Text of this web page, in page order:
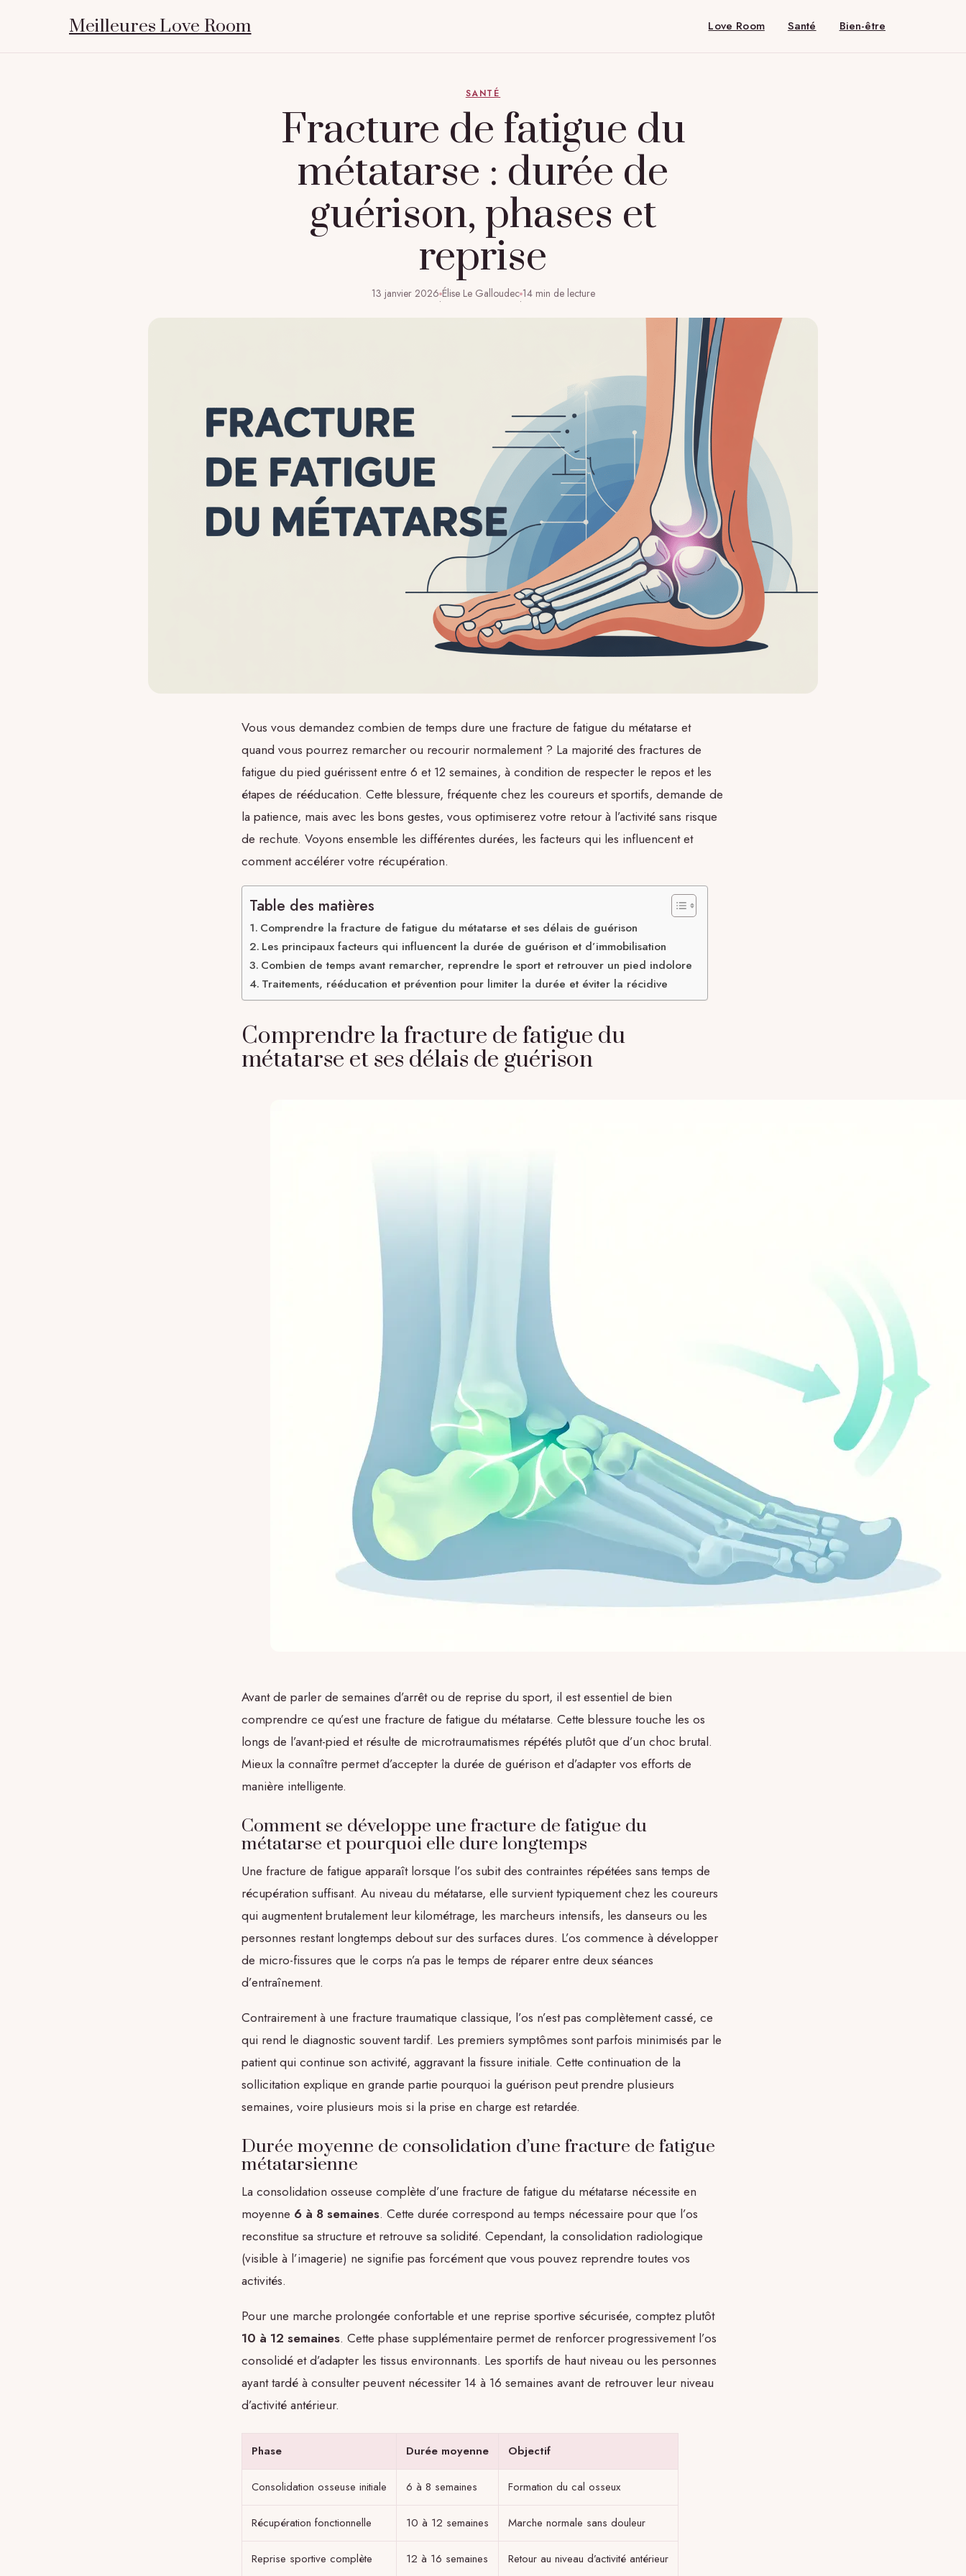
Meilleures Love Room Love Room Santé Bien-être
SANTÉ
Fracture de fatigue du
métatarse : durée de
guérison, phases et
reprise
13 janvier 2026·Élise Le Galloudec·14 min de lecture
Vous vous demandez combien de temps dure une fracture de fatigue du métatarse et
quand vous pourrez remarcher ou recourir normalement ? La majorité des fractures de
fatigue du pied guérissent entre 6 et 12 semaines, à condition de respecter le repos et les
étapes de rééducation. Cette blessure, fréquente chez les coureurs et sportifs, demande de
la patience, mais avec les bons gestes, vous optimiserez votre retour à l’activité sans risque
de rechute. Voyons ensemble les différentes durées, les facteurs qui les influencent et
comment accélérer votre récupération.
Table des matières
Comprendre la fracture de fatigue du métatarse et ses délais de guérison
Les principaux facteurs qui influencent la durée de guérison et d’immobilisation
Combien de temps avant remarcher, reprendre le sport et retrouver un pied indolore
Traitements, rééducation et prévention pour limiter la durée et éviter la récidive
Comprendre la fracture de fatigue du
métatarse et ses délais de guérison
Avant de parler de semaines d’arrêt ou de reprise du sport, il est essentiel de bien
comprendre ce qu’est une fracture de fatigue du métatarse. Cette blessure touche les os
longs de l’avant-pied et résulte de microtraumatismes répétés plutôt que d’un choc brutal.
Mieux la connaître permet d’accepter la durée de guérison et d’adapter vos efforts de
manière intelligente.
Comment se développe une fracture de fatigue du
métatarse et pourquoi elle dure longtemps
Une fracture de fatigue apparaît lorsque l’os subit des contraintes répétées sans temps de
récupération suffisant. Au niveau du métatarse, elle survient typiquement chez les coureurs
qui augmentent brutalement leur kilométrage, les marcheurs intensifs, les danseurs ou les
personnes restant longtemps debout sur des surfaces dures. L’os commence à développer
de micro-fissures que le corps n’a pas le temps de réparer entre deux séances
d’entraînement.
Contrairement à une fracture traumatique classique, l’os n’est pas complètement cassé, ce
qui rend le diagnostic souvent tardif. Les premiers symptômes sont parfois minimisés par le
patient qui continue son activité, aggravant la fissure initiale. Cette continuation de la
sollicitation explique en grande partie pourquoi la guérison peut prendre plusieurs
semaines, voire plusieurs mois si la prise en charge est retardée.
Durée moyenne de consolidation d’une fracture de fatigue
métatarsienne
La consolidation osseuse complète d’une fracture de fatigue du métatarse nécessite en
moyenne 6 à 8 semaines. Cette durée correspond au temps nécessaire pour que l’os
reconstitue sa structure et retrouve sa solidité. Cependant, la consolidation radiologique
(visible à l’imagerie) ne signifie pas forcément que vous pouvez reprendre toutes vos
activités.
Pour une marche prolongée confortable et une reprise sportive sécurisée, comptez plutôt
10 à 12 semaines. Cette phase supplémentaire permet de renforcer progressivement l’os
consolidé et d’adapter les tissus environnants. Les sportifs de haut niveau ou les personnes
ayant tardé à consulter peuvent nécessiter 14 à 16 semaines avant de retrouver leur niveau
d’activité antérieur.
Phase Durée moyenne Objectif
Consolidation osseuse initiale 6 à 8 semaines Formation du cal osseux
Récupération fonctionnelle 10 à 12 semaines Marche normale sans douleur
Reprise sportive complète 12 à 16 semaines Retour au niveau d’activité antérieur